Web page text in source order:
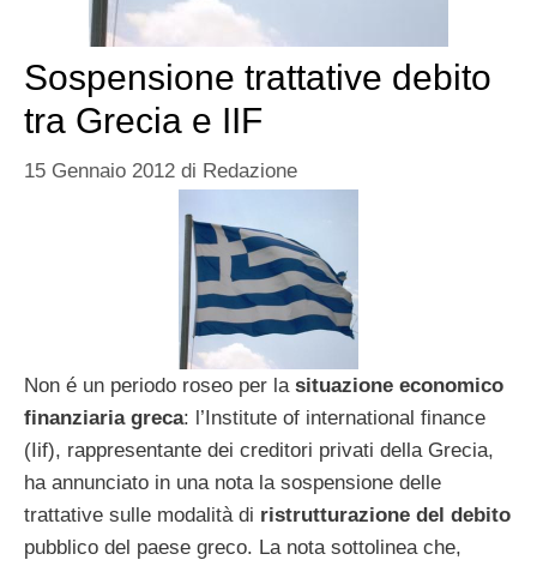
Sospensione trattative debito
tra Grecia e IIF
15 Gennaio 2012 di Redazione
Non é un periodo roseo per la situazione economico
finanziaria greca: l’Institute of international finance
(Iif), rappresentante dei creditori privati della Grecia,
ha annunciato in una nota la sospensione delle
trattative sulle modalità di ristrutturazione del debito
pubblico del paese greco. La nota sottolinea che,